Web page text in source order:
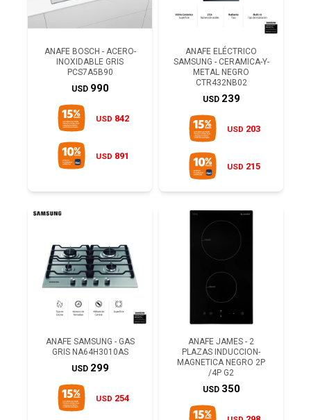
ANAFE BOSCH - ACERO-
INOXIDABLE GRIS
PCS7A5B90
USD 990
USD 842
USD 891
ANAFE ELÉCTRICO
SAMSUNG - CERAMICA-Y-
METAL NEGRO
CTR432NB02
USD 239
USD 203
USD 215
ANAFE SAMSUNG - GAS
GRIS NA64H3010AS
USD 299
USD 254
ANAFE JAMES - 2
PLAZAS INDUCCION-
MAGNETICA NEGRO 2P
/4P G2
USD 350